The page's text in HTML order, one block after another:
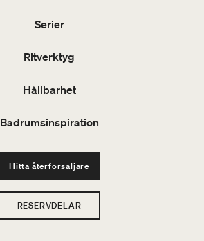
Serier
Ritverktyg
Hållbarhet
Badrumsinspiration
Hitta återförsäljare
RESERVDELAR